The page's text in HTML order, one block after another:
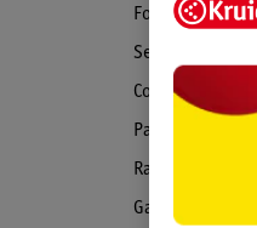
Foire aux
Service Clientèle
Commande &
Paiement
Rappel & Retour
Garantie